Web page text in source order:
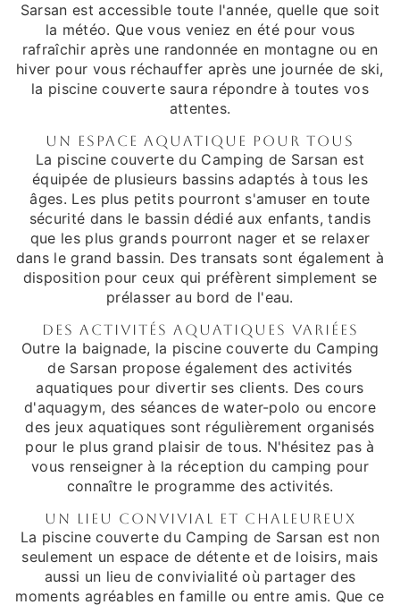
Sarsan est accessible toute l'année, quelle que soit
la météo. Que vous veniez en été pour vous
rafraîchir après une randonnée en montagne ou en
hiver pour vous réchauffer après une journée de ski,
la piscine couverte saura répondre à toutes vos
attentes.
Un espace aquatique pour tous
La piscine couverte du Camping de Sarsan est
équipée de plusieurs bassins adaptés à tous les
âges. Les plus petits pourront s'amuser en toute
sécurité dans le bassin dédié aux enfants, tandis
que les plus grands pourront nager et se relaxer
dans le grand bassin. Des transats sont également à
disposition pour ceux qui préfèrent simplement se
prélasser au bord de l'eau.
Des activités aquatiques variées
Outre la baignade, la piscine couverte du Camping
de Sarsan propose également des activités
aquatiques pour divertir ses clients. Des cours
d'aquagym, des séances de water-polo ou encore
des jeux aquatiques sont régulièrement organisés
pour le plus grand plaisir de tous. N'hésitez pas à
vous renseigner à la réception du camping pour
connaître le programme des activités.
Un lieu convivial et chaleureux
La piscine couverte du Camping de Sarsan est non
seulement un espace de détente et de loisirs, mais
aussi un lieu de convivialité où partager des
moments agréables en famille ou entre amis. Que ce